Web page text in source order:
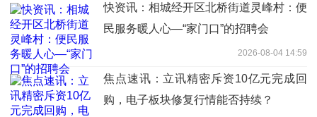
快资讯：相城经开区北桥街道灵峰村：便
民服务暖人心—“家门口”的招聘会
2026-08-04 14:59
焦点速讯：立讯精密斥资10亿元完成回
购，电子板块修复行情能否持续？